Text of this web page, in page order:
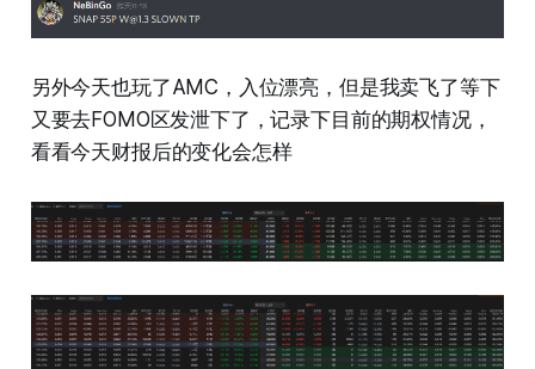
另外今天也玩了AMC，入位漂亮，但是我卖飞了等下
又要去FOMO区发泄下了，记录下目前的期权情况，
看看今天财报后的变化会怎样